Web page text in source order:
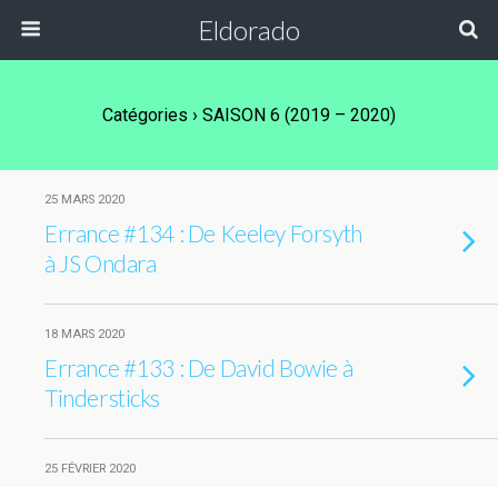
Eldorado
Catégories › SAISON 6 (2019 – 2020)
25 MARS 2020
Errance #134 : De Keeley Forsyth
à JS Ondara
18 MARS 2020
Errance #133 : De David Bowie à
Tindersticks
25 FÉVRIER 2020